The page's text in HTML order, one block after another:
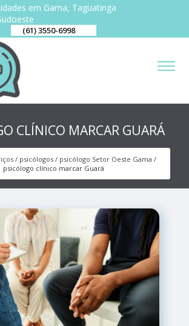
em Gama, Taguatinga
(61) 3550-6998
CLÍNICO MARCAR GUARÁ
psicólogos
psicólogo Setor Oeste Gama
psicólogo clínico marcar Guará